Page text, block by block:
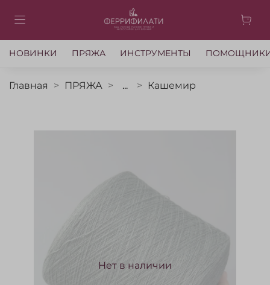
НОВИНКИ ПРЯЖА ИНСТРУМЕНТЫ
Главная ПРЯЖА ... Кашемир
Нет в наличии